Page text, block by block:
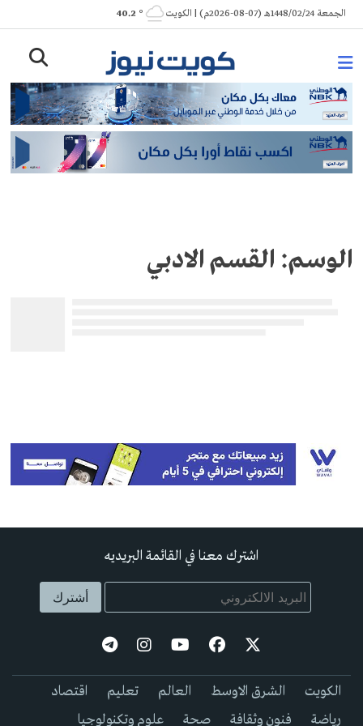
Skip
to
الجمعة 1448/02/24هـ (07-08-2026م) | الكويت ° 40.2
الوسم: القسم الادبي
اشترك معنا في القائمة البريديه
الكويت الشرق الاوسط العالم تعليم
اقتصاد
رياضة
فنون وثقافة صحة علوم وتكنولوجيا